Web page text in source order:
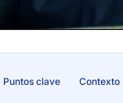
Puntos clave Contexto